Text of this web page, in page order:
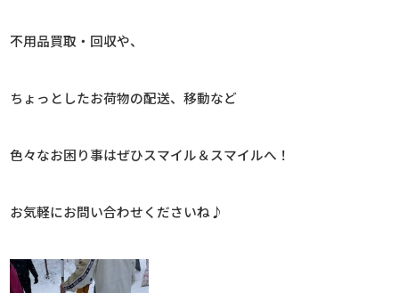
不用品買取・回収や、
ちょっとしたお荷物の配送、移動など
色々なお困り事はぜひスマイル＆スマイルへ！
お気軽にお問い合わせくださいね♪